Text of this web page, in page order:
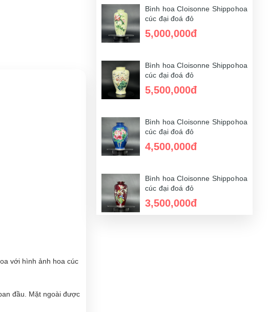
với hình ảnh hoa cúc
đầu. Mặt ngoài được
4,000,000đ
Bình hoa Cloisonne Shippohoa
cúc đại đoá đỏ
5,000,000đ
Bình hoa Cloisonne Shippohoa
cúc đại đoá đỏ
5,500,000đ
Bình hoa Cloisonne Shippohoa
cúc đại đoá đỏ
4,500,000đ
Bình hoa Cloisonne Shippohoa
cúc đại đoá đỏ
3,500,000đ